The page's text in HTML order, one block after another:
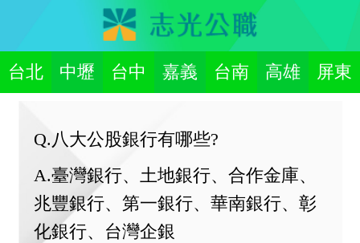
台北 中壢 台中 嘉義 台南 高雄 屏東
Q.八大公股銀行有哪些?
A.臺灣銀行、土地銀行、合作金庫、
兆豐銀行、第一銀行、華南銀行、彰
化銀行、台灣企銀